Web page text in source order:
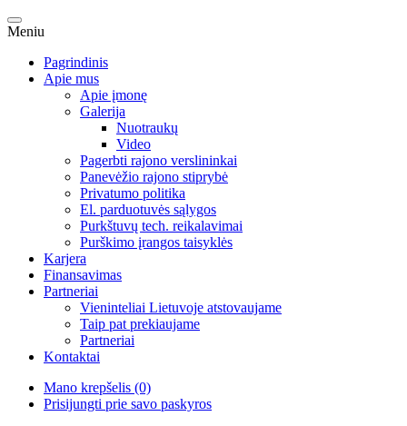
Meniu
Pagrindinis
Apie mus
Apie įmonę
Galerija
Nuotraukų
Video
Pagerbti rajono verslininkai
Panevėžio rajono stiprybė
Privatumo politika
El. parduotuvės sąlygos
Purkštuvų tech. reikalavimai
Purškimo įrangos taisyklės
Karjera
Finansavimas
Partneriai
Vieninteliai Lietuvoje atstovaujame
Taip pat prekiaujame
Partneriai
Kontaktai
Mano krepšelis (0)
Prisijungti prie savo paskyros